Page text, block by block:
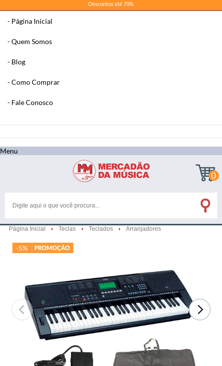
Descontos até 70%
Página Inicial
Quem Somos
Blog
Como Comprar
Fale Conosco
Menu
0
Página Inicial Teclas Teclados Arranjadores
-5%